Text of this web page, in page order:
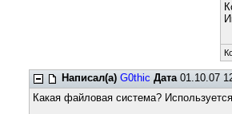
Написал(а) G0thic Дата01.10.07
Какая файловая система?